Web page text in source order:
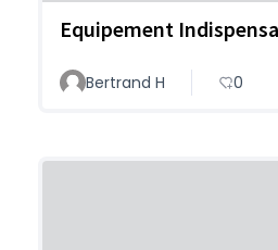
Equipement
Bertrand H 0